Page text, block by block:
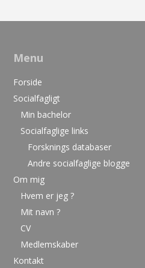
Menu
Forside
Socialfagligt
Min bachelor
Socialfaglige links
Forsknings databaser
Andre socialfaglige blogge
Om mig
Hvem er jeg ?
Mit navn ?
CV
Medlemskaber
Kontakt